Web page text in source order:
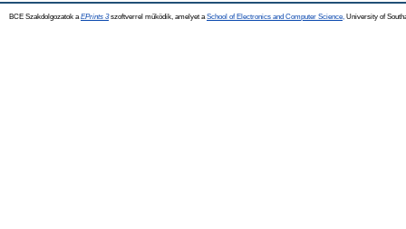
BCE Szakdolgozatok a EPrints 3szoftverrel működik, amelyet a School of Electronics and Computer Science, University of